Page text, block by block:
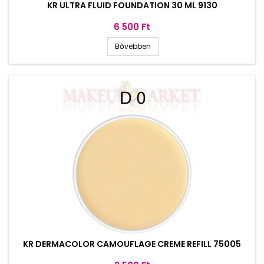
KR ULTRA FLUID FOUNDATION 30 ML 9130
Ár
6 500 Ft
Bővebben
KR DERMACOLOR CAMOUFLAGE CREME REFILL 75005